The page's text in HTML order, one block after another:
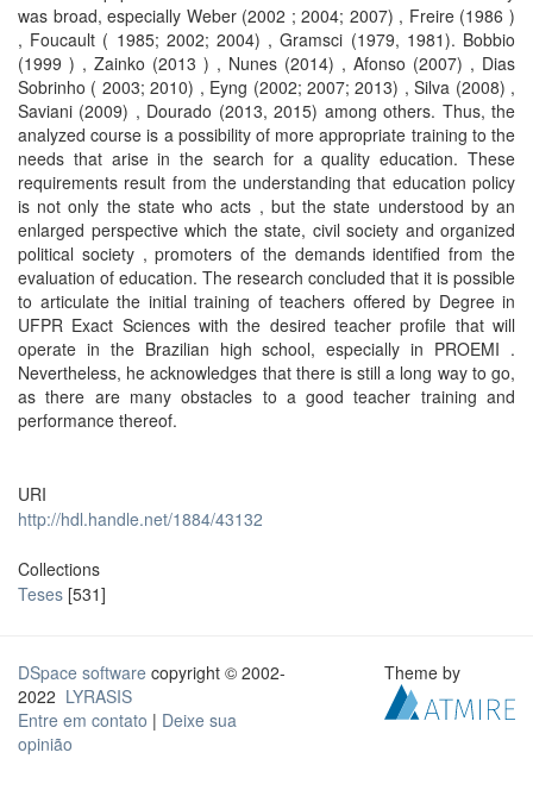
was broad, especially Weber (2002 ; 2004; 2007) , Freire (1986 )
, Foucault ( 1985; 2002; 2004) , Gramsci (1979, 1981). Bobbio
(1999 ) , Zainko (2013 ) , Nunes (2014) , Afonso (2007) , Dias
Sobrinho ( 2003; 2010) , Eyng (2002; 2007; 2013) , Silva (2008) ,
Saviani (2009) , Dourado (2013, 2015) among others. Thus, the
analyzed course is a possibility of more appropriate training to the
needs that arise in the search for a quality education. These
requirements result from the understanding that education policy
is not only the state who acts , but the state understood by an
enlarged perspective which the state, civil society and organized
political society , promoters of the demands identified from the
evaluation of education. The research concluded that it is possible
to articulate the initial training of teachers offered by Degree in
UFPR Exact Sciences with the desired teacher profile that will
operate in the Brazilian high school, especially in PROEMI .
Nevertheless, he acknowledges that there is still a long way to go,
as there are many obstacles to a good teacher training and
performance thereof.
URI
http://hdl.handle.net/1884/43132
Collections
Teses [531]
DSpace software copyright © 2002-
2022 LYRASIS
Entre em contato | Deixe sua
opinião
Theme by